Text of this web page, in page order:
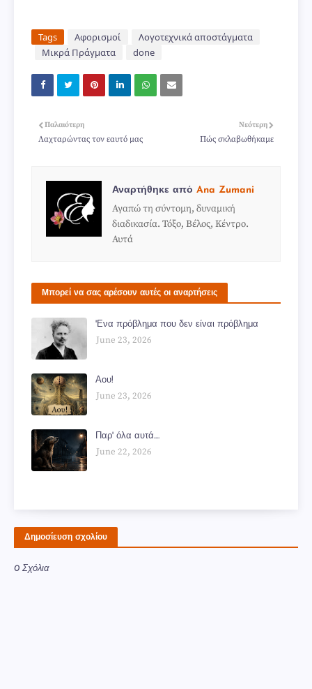
Tags Αφορισμοί
Λογοτεχνικά αποστάγματα
Μικρά Πράγματα
done
Νεότερη
Πώς σκλαβωθήκαμε
Παλαιότερη
Λαχταρώντας τον εαυτό μας
Αναρτήθηκε από Ana Zumani
Αγαπώ τη σύντομη, δυναμική
διαδικασία. Τόξο, Βέλος, Κέντρο.
Αυτά
Μπορεί να σας αρέσουν αυτές οι αναρτήσεις
'Ενα πρόβλημα που δεν είναι πρόβλημα
June 23, 2026
Αου!
June 23, 2026
Παρ' όλα αυτά....
June 22, 2026
Δημοσίευση σχολίου
0 Σχόλια